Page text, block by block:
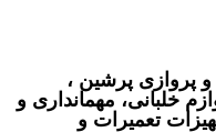
پروازی پرشین ،
خلبانی، مهمانداری و
تعمیرات و